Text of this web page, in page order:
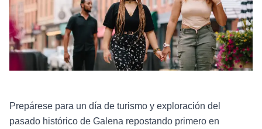
Prepárese para un día de turismo y exploración del
pasado histórico de Galena repostando primero en